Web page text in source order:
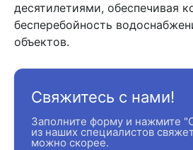
десятилетиями, обеспечивая
бесперебойность
объектов.
Свяжитесь с нами!
Заполните форму и нажмите
из наших специалистов
можно скорее.